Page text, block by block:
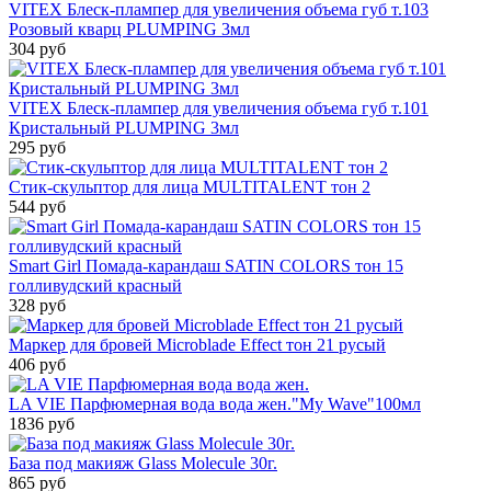
VITEX Блеск-плампер для увеличения объема губ т.103
Розовый кварц PLUMPING 3мл
304 руб
VITEX Блеск-плампер для увеличения объема губ т.101
Кристальный PLUMPING 3мл
295 руб
Стик-скульптор для лица MULTITALENT тон 2
544 руб
Smart Girl Помада-карандаш SATIN COLORS тон 15
голливудский красный
328 руб
Маркер для бровей Microblade Effect тон 21 русый
406 руб
LA VIE Парфюмерная вода вода жен."My Wave"100мл
1836 руб
База под макияж Glass Molecule 30г.
865 руб